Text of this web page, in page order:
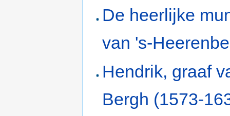
De heerlijke
van 's-
Hendrik, graaf
Bergh (1573-